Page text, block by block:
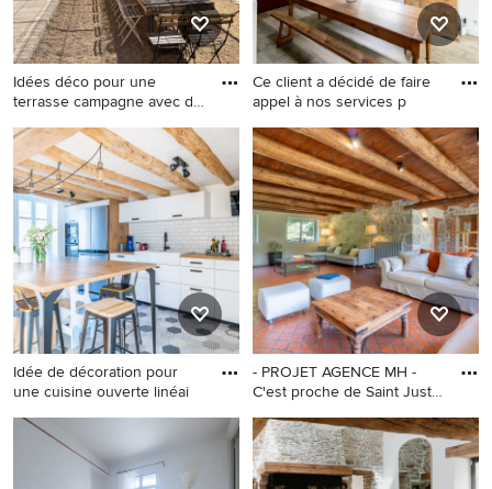
inoxydable, tomettes au sol,
une péninsule, un sol rouge
et un plan de travail marron.
Idées déco pour une
terrasse campagne avec du
Idées déco pour une terrasse
campagne avec du gravier et
une pergola.
Ce client a décidé de faire
appel à nos services p
Cette image montre une
grande salle à manger
rustique.
Idée de décoration pour
une cuisine ouverte linéai
Idée de décoration pour une
cuisine ouverte linéaire et
encastrable champêtre de
- PROJET AGENCE MH -
C'est proche de Saint Just
Inspiration pour un salon
rustique avec un mur beige,
tomettes au sol, un sol